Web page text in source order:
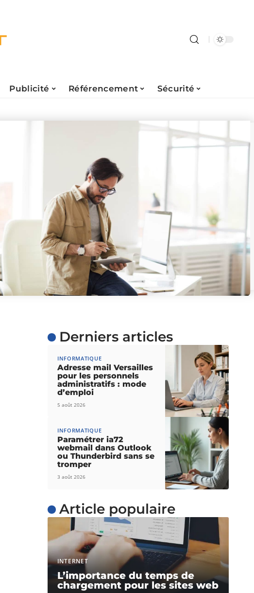
Publicité Référencement Sécurité
Derniers articles
INFORMATIQUE
Adresse mail Versailles
pour les personnels
administratifs : mode
d’emploi
5 août 2026
INFORMATIQUE
Paramétrer ia72
webmail dans Outlook
ou Thunderbird sans se
tromper
3 août 2026
Article populaire
INTERNET
L’importance du temps de
chargement pour les sites web